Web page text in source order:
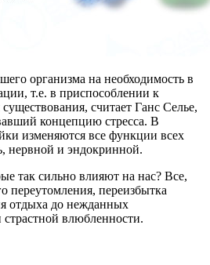
организма на необходимость в
т.е. в приспособлении к
считает Ганс Селье,
концепцию стресса. В
изменяются все функции всех
нервной и эндокринной.
так сильно влияют на нас? Все,
переутомления, переизбытка
отдыха до нежданных
влюбленности.